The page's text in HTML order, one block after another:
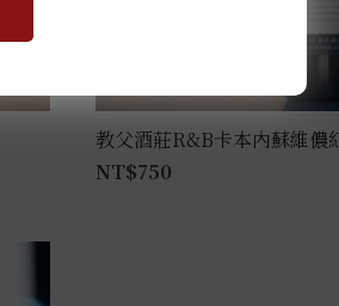
教父酒莊R&B卡本內蘇維儂
NT$750